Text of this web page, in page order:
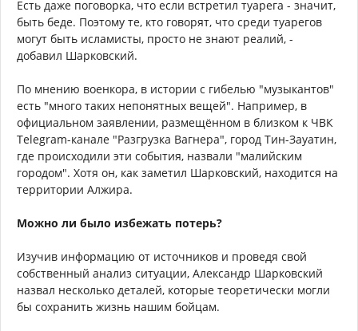
Есть даже поговорка, что если встретил туарега - значит,
быть беде. Поэтому те, кто говорят, что среди туарегов
могут быть исламисты, просто не знают реалий, -
добавил Шарковский.
По мнению военкора, в истории с гибелью "музыкантов"
есть "много таких непонятных вещей". Например, в
официальном заявлении, размещённом в близком к ЧВК
Telegram-канале "Разгрузка Вагнера", город Тин-Зауатин,
где происходили эти события, назвали "малийским
городом". Хотя он, как заметил Шарковский, находится на
территории Алжира.
Можно ли было избежать потерь?
Изучив информацию от источников и проведя свой
собственный анализ ситуации, Александр Шарковский
назвал несколько деталей, которые теоретически могли
бы сохранить жизнь нашим бойцам.